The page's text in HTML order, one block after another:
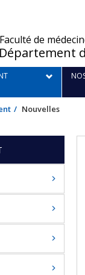
/Faculté de
Département
Nouvelles